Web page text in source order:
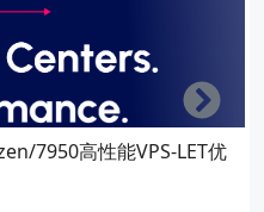
7950高性能VPS-LET优